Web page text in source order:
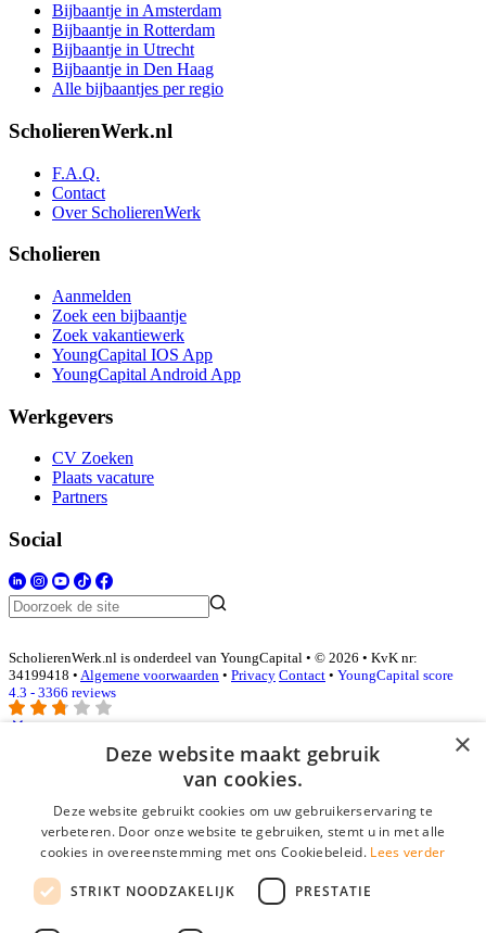
Bijbaantje in Amsterdam
Bijbaantje in Rotterdam
Bijbaantje in Utrecht
Bijbaantje in Den Haag
Alle bijbaantjes per regio
ScholierenWerk.nl
F.A.Q.
Contact
Over ScholierenWerk
Scholieren
Aanmelden
Zoek een bijbaantje
Zoek vakantiewerk
YoungCapital IOS App
YoungCapital Android App
Werkgevers
CV Zoeken
Plaats vacature
Partners
Social
ScholierenWerk.nl is onderdeel van YoungCapital • © 2026 • KvK nr:
34199418 • Algemene voorwaarden • Privacy Contact • YoungCapital score
4.3 - 3366 reviews
E-mail*
Wachtwoord
login gegevens onthouden
×
Deze website maakt gebruik
van cookies.
Deze website gebruikt cookies om uw gebruikerservaring te
verbeteren. Door onze website te gebruiken, stemt u in met alle
cookies in overeenstemming met ons Cookiebeleid. Lees verder
STRIKT NOODZAKELIJK PRESTATIE